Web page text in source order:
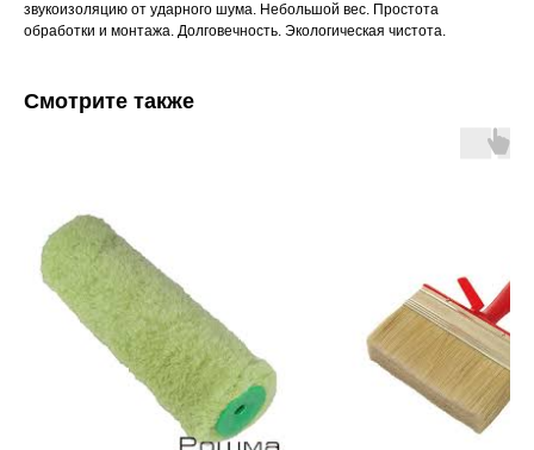
звукоизоляцию от ударного шума. Небольшой вес. Простота
обработки и монтажа. Долговечность. Экологическая чистота.
Смотрите также